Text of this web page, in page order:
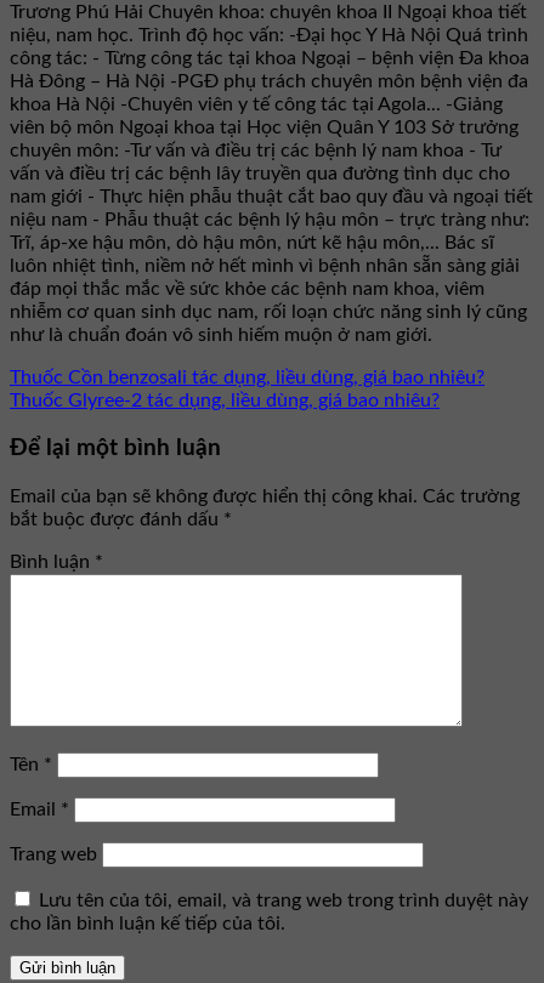
Trương Phú Hải Chuyên khoa: chuyên khoa II Ngoại khoa tiết
niệu, nam học. Trình độ học vấn: -Đại học Y Hà Nội Quá trình
công tác: - Từng công tác tại khoa Ngoại – bệnh viện Đa khoa
Hà Đông – Hà Nội -PGĐ phụ trách chuyên môn bệnh viện đa
khoa Hà Nội -Chuyên viên y tế công tác tại Agola... -Giảng
viên bộ môn Ngoại khoa tại Học viện Quân Y 103 Sở trưởng
chuyên môn: -Tư vấn và điều trị các bệnh lý nam khoa - Tư
vấn và điều trị các bệnh lây truyền qua đường tình dục cho
nam giới - Thực hiện phẫu thuật cắt bao quy đầu và ngoại tiết
niệu nam - Phẫu thuật các bệnh lý hậu môn – trực tràng như:
Trĩ, áp-xe hậu môn, dò hậu môn, nứt kẽ hậu môn,... Bác sĩ
luôn nhiệt tình, niềm nở hết mình vì bệnh nhân sẵn sàng giải
đáp mọi thắc mắc về sức khỏe các bệnh nam khoa, viêm
nhiễm cơ quan sinh dục nam, rối loạn chức năng sinh lý cũng
như là chuẩn đoán vô sinh hiếm muộn ở nam giới.
Thuốc Cồn benzosali tác dụng, liều dùng, giá bao nhiêu?
Thuốc Glyree-2 tác dụng, liều dùng, giá bao nhiêu?
Để lại một bình luận
Email của bạn sẽ không được hiển thị công khai. Các trường
bắt buộc được đánh dấu *
Bình luận *
Tên *
Email *
Trang web
Lưu tên của tôi, email, và trang web trong trình duyệt này
cho lần bình luận kế tiếp của tôi.